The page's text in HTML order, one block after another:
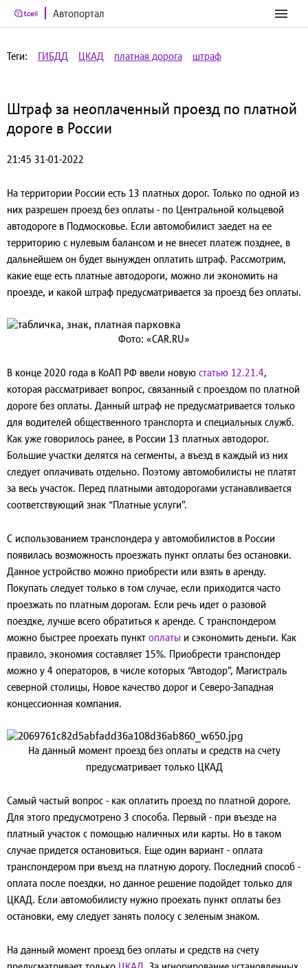
Автопортал
Теги: ГИБДД ЦКАД платная дорога штраф
Штраф за неоплаченный проезд по платной
дороге в России
21:45 31-01-2022
На территории России есть 13 платных дорог. Только по одной из
них разрешен проезд без оплаты - по Центральной кольцевой
автодороге в Подмосковье. Если автомобилист заедет на ее
территорию с нулевым балансом и не внесет платеж позднее, в
дальнейшем он будет вынужден оплатить штраф. Рассмотрим,
какие еще есть платные автодороги, можно ли экономить на
проезде, и какой штраф предусматривается за проезд без оплаты.
Фото: «CAR.RU»
В конце 2020 года в КоАП РФ ввели новую статью 12.21.4,
которая рассматривает вопрос, связанный с проездом по платной
дороге без оплаты. Данный штраф не предусматривается только
для водителей общественного транспорта и специальных служб.
Как уже говорилось ранее, в России 13 платных автодорог.
Большие участки делятся на сегменты, а въезд в каждый из них
следует оплачивать отдельно. Поэтому автомобилисты не платят
за весь участок. Перед платными автодорогами устанавливается
соответствующий знак “Платные услуги”.
С использованием транспондера у автомобилистов в России
появилась возможность проезжать пункт оплаты без остановки.
Данное устройство можно приобрести или взять в аренду.
Покупать следует только в том случае, если приходится часто
проезжать по платным дорогам. Если речь идет о разовой
поездке, лучше всего обратиться к аренде. С транспондером
можно быстрее проехать пункт оплаты и сэкономить деньги. Как
правило, экономия составляет 15%. Приобрести транспондер
можно у 4 операторов, в числе которых “Автодор”, Магистраль
северной столицы, Новое качество дорог и Северо-Западная
концессионная компания.
На данный момент проезд без оплаты и средств на счету
предусматривает только ЦКАД
Самый частый вопрос - как оплатить проезд по платной дороге.
Для этого предусмотрено 3 способа. Первый - при въезде на
платный участок с помощью наличных или карты. Но в таком
случае придется остановиться. Еще один вариант - оплата
транспондером при въезд на платную дорогу. Последний способ -
оплата после поездки, но данное решение подойдет только для
ЦКАД. Если автомобилисту нужно проехать пункт оплаты без
остановки, ему следует занять полосу с зеленым знаком.
На данный момент проезд без оплаты и средств на счету